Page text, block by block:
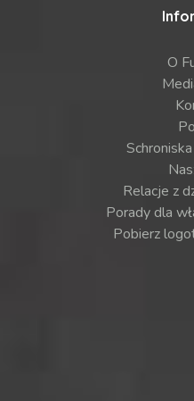
O
Relacje z
Porady dla
Pobierz